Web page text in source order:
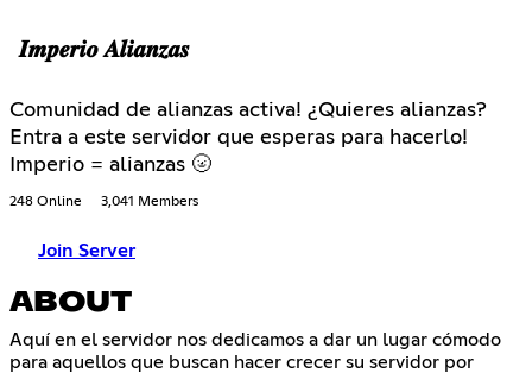
𝑰𝒎𝒑𝒆𝒓𝒊𝒐 𝑨𝒍𝒊𝒂𝒏𝒛𝒂𝒔
Comunidad de alianzas activa! ¿Quieres alianzas?
Entra a este servidor que esperas para hacerlo!
Imperio = alianzas 🌝
248 Online 3,041 Members
Join Server
ABOUT
Aquí en el servidor nos dedicamos a dar un lugar cómodo
para aquellos que buscan hacer crecer su servidor por